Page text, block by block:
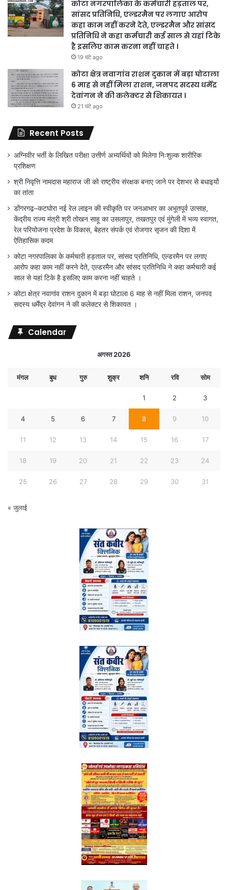
कोटा नगरपालिका के कर्मचारी हड़ताल पर,
सांसद प्रतिनिधि, एल्डरमैन पर लगाए आरोप
कहा काम नहीं करने देते, एल्डरमैन और सांसद
प्रतिनिधि ने कहा कर्मचारी कई साल से यहां टिके
है इसलिए काम करना नहीं चाहते ।
19 घंटे ago
कोटा क्षेत्र नवागांव राशन दुकान में बड़ा घोटाला
6 माह से नहीं मिला राशन, जनपद सदस्य धर्मेंद्र
देवांगन ने की कलेक्टर से शिकायत ।
21 घंटे ago
Recent Posts
अग्निवीर भर्ती के लिखित परीक्षा उत्तीर्ण अभ्यर्थियों को मिलेगा निःशुल्क शारीरिक
प्रशिक्षण
श्री निवृत्ति नामदास महाराज जी को राष्ट्रीय संरक्षक बनाए जाने पर देशभर से बधाइयों
का तांता
डोंगरगढ़–कटघोरा नई रेल लाइन की स्वीकृति पर जनआभार का अभूतपूर्व उत्साह,
केंद्रीय राज्य मंत्री श्री तोखन साहू का उसलापुर, तखतपुर एवं मुंगेली में भव्य स्वागत,
रेल परियोजना प्रदेश के विकास, बेहतर संपर्क एवं रोजगार सृजन की दिशा में
ऐतिहासिक कदम
कोटा नगरपालिका के कर्मचारी हड़ताल पर, सांसद प्रतिनिधि, एल्डरमैन पर लगाए
आरोप कहा काम नहीं करने देते, एल्डरमैन और सांसद प्रतिनिधि ने कहा कर्मचारी कई
साल से यहां टिके है इसलिए काम करना नहीं चाहते ।
कोटा क्षेत्र नवागांव राशन दुकान में बड़ा घोटाला 6 माह से नहीं मिला राशन, जनपद
सदस्य धर्मेंद्र देवांगन ने की कलेक्टर से शिकायत ।
Calendar
अगस्त 2026
मंगल बुध गुरु शुक्र शनि रवि सोम
1 2 3
4 5 6 7 8 9 10
11 12 13 14 15 16 17
18 19 20 21 22 23 24
25 26 27 28 29 30 31
« जुलाई